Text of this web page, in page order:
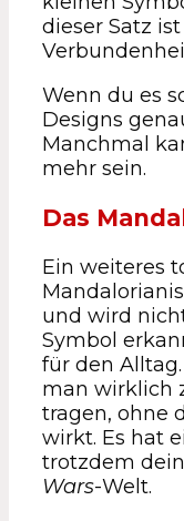
dieser Satz
Wenn du es
Designs
Manchmal
mehr sein.
Das
Ein weiteres
und wird
Symbol
für den
man wirklich
tragen, ohne
wirkt. Es hat
trotzdem
Wars-Welt.